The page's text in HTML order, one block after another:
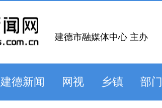
建德市融媒体中心 主办
建德新闻 网视 乡镇 部门